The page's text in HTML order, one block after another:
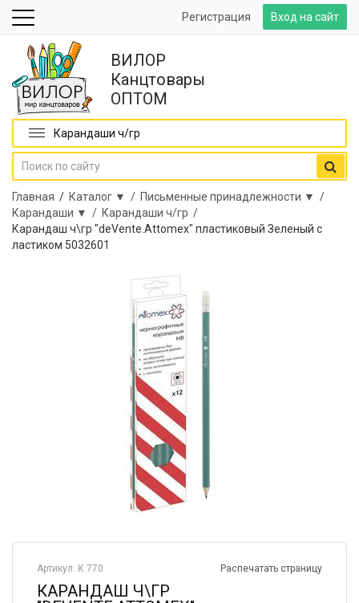
Вход на сайт
Регистрация
ВИЛОР
Канцтовары
ОПТОМ
Карандаши ч/гр
Главная / Каталог ▼ / Письменные принадлежности ▼ /
Карандаши ▼ / Карандаши ч/гр /
Карандаш ч\гр "deVente.Attomex" пластиковый Зеленый с
ластиком 5032601
Распечатать страницу
Артикул: К 770
КАРАНДАШ Ч\ГР